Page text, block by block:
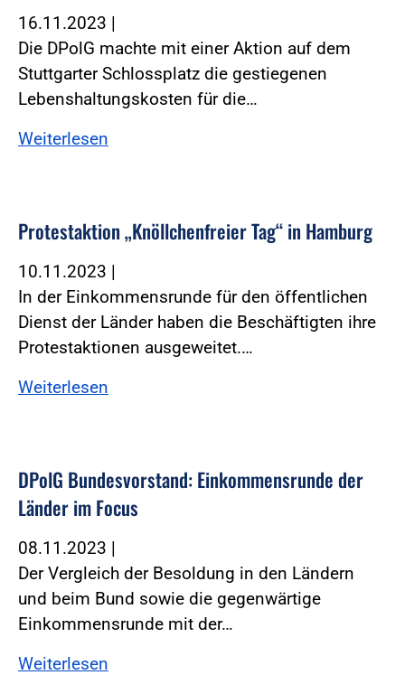
16.11.2023 |
Die DPolG machte mit einer Aktion auf dem
Stuttgarter Schlossplatz die gestiegenen
Lebenshaltungskosten für die…
Weiterlesen
Protestaktion „Knöllchenfreier Tag“ in Hamburg
10.11.2023 |
In der Einkommensrunde für den öffentlichen
Dienst der Länder haben die Beschäftigten ihre
Protestaktionen ausgeweitet.…
Weiterlesen
DPolG Bundesvorstand: Einkommensrunde der
Länder im Focus
08.11.2023 |
Der Vergleich der Besoldung in den Ländern
und beim Bund sowie die gegenwärtige
Einkommensrunde mit der…
Weiterlesen